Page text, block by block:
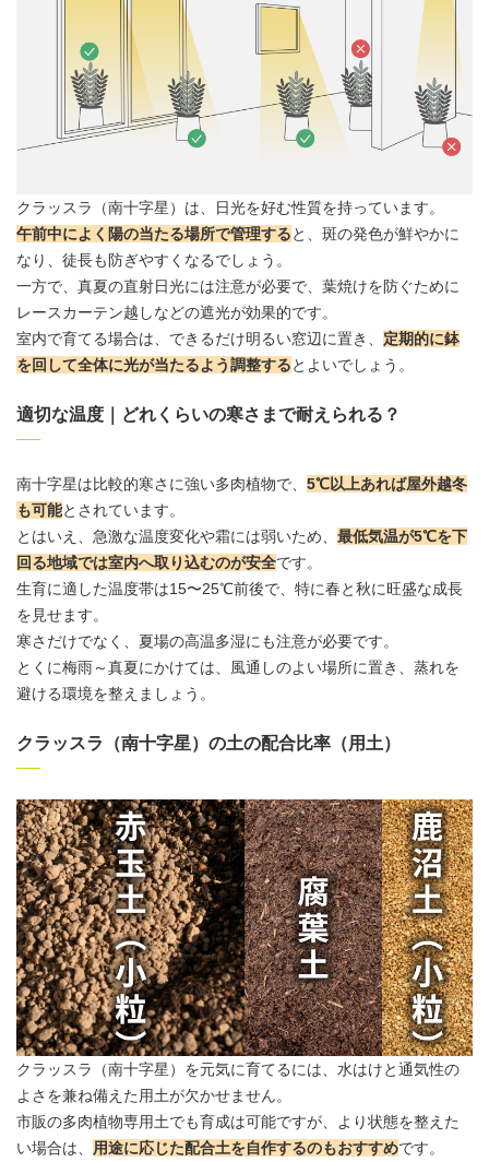
クラッスラ
（南十字星）は、日光を好む性質を持っています。
午前中によく陽の当たる場所で管理すると、斑の発色が鮮やかに
なり、徒長も防ぎやすくなるでしょう。
一方で、真夏の直射日光には注意が必要で、葉焼けを防ぐために
レースカーテン越しなどの遮光が効果的です。
室内で育てる場合は、できるだけ明るい窓辺に置き、 定期的に鉢
を回して全体に光が当たるよう調整するとよいでしょう。
適切な温度｜どれくらいの寒さまで耐えられる？
南十字星は比較的寒さに強い多肉植物で、 5℃以上あれば屋外越冬
も可能とされています。
とはいえ、急激な温度変化や霜には弱いため、 最低気温が5℃を下
回る地域では室内へ取り込むのが安全です。
生育に適した温度帯は15〜25℃前後で、特に春と秋に旺盛な成長
を見せます。
寒さだけでなく、夏場の高温多湿にも注意が必要です。
とくに梅雨～真夏にかけては、風通しのよい場所に置き、蒸れを
避ける環境を整えましょう。
クラッスラ（南十字星）の土の配合比率（用土）
クラッスラ
（南十字星）を元気に育てるには、水はけと通気性の
よさを兼ね備えた 用土が欠かせません。
市販の多肉植物専用土でも育成は可能ですが、より状態を整えた
い場合は、 用途に応じた配合土を自作するのもおすすめです。